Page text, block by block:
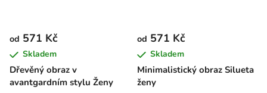
Dřevěný obraz v
avantgardním stylu Ženy
od 571 Kč
Skladem
Minimalistický obraz Silueta
ženy
od 571 Kč
Skladem